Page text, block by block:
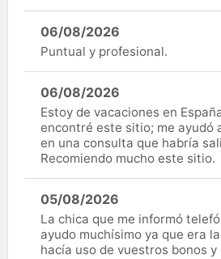
06/08/2026
Puntual y profesional.
06/08/2026
Estoy de vacaciones en
encontré este sitio; me ayudó
en una consulta que habría
Recomiendo mucho este sitio.
05/08/2026
La chica que me informó
ayudo muchísimo ya que era
hacía uso de vuestros bonos y